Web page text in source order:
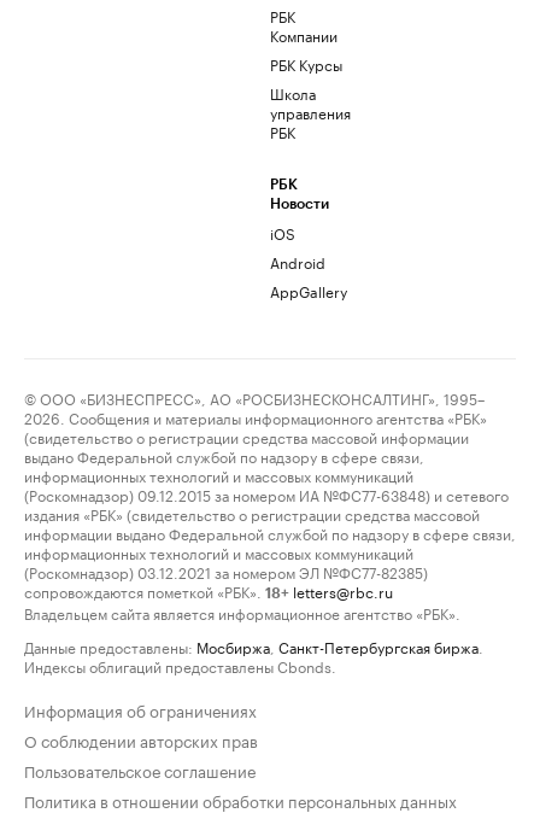
РБК
Компании
РБК Курсы
Школа
управления
РБК
РБК
Новости
iOS
Android
AppGallery
© ООО «БИЗНЕСПРЕСС», АО «РОСБИЗНЕСКОНСАЛТИНГ», 1995–
2026. Сообщения и материалы информационного агентства «РБК»
(свидетельство о регистрации средства массовой информации
выдано Федеральной службой по надзору в сфере связи,
информационных технологий и массовых коммуникаций
(Роскомнадзор) 09.12.2015 за номером ИА №ФС77-63848) и сетевого
издания «РБК» (свидетельство о регистрации средства массовой
информации выдано Федеральной службой по надзору в сфере связи,
информационных технологий и массовых коммуникаций
(Роскомнадзор) 03.12.2021 за номером ЭЛ №ФС77-82385)
сопровождаются пометкой «РБК».
18+ letters@rbc.ru
Владельцем сайта является информационное агентство «РБК».
Данные предоставлены: Мосбиржа Санкт-Петербургская биржа
Индексы облигаций предоставлены Cbonds.
Информация об ограничениях
О соблюдении авторских прав
Пользовательское соглашение
Политика в отношении обработки персональных данных